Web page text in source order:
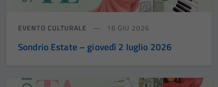
EVENTO CULTURALE 16 GIU 2026
Sondrio Estate – giovedì 2 luglio 2026